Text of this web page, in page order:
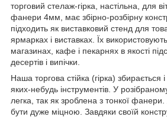
торговий стелаж-гірка, настільна, для
фанери 4мм, має збірно-розбірну
підходить як виставковий стенд для
ярмарках і виставках. Їх
магазинах, кафе і пекарнях в якості
десертів і випічки.
Наша торгова стійка (гірка) збирається
яких-небудь інструментів. У
легка, так як зроблена з тонкої
бути дуже міцною. Завдяки своїй